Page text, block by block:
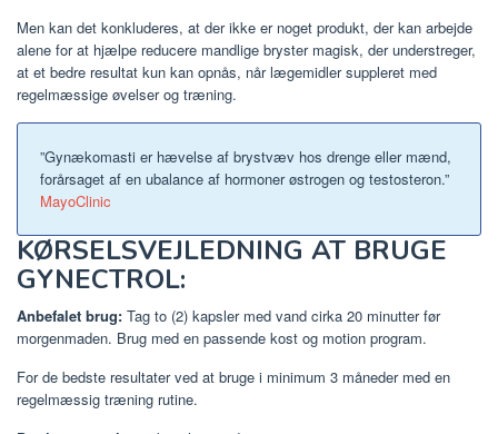
Men kan det konkluderes, at der ikke er noget produkt, der kan arbejde
alene for at hjælpe reducere mandlige bryster magisk, der understreger,
at et bedre resultat kun kan opnås, når lægemidler suppleret med
regelmæssige øvelser og træning.
”Gynækomasti er hævelse af brystvæv hos drenge eller mænd,
forårsaget af en ubalance af hormoner østrogen og testosteron.”
MayoClinic
KØRSELSVEJLEDNING AT BRUGE
GYNECTROL:
Anbefalet brug: Tag to (2) kapsler med vand cirka 20 minutter før
morgenmaden. Brug med en passende kost og motion program.
For de bedste resultater ved at bruge i minimum 3 måneder med en
regelmæssig træning rutine.